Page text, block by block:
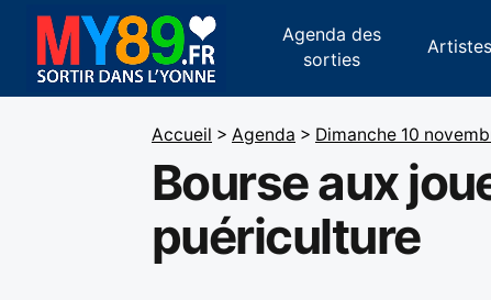
Agenda des
sorties
Artistes
Accueil > Agenda > Dimanche 10
Bourse aux
puériculture